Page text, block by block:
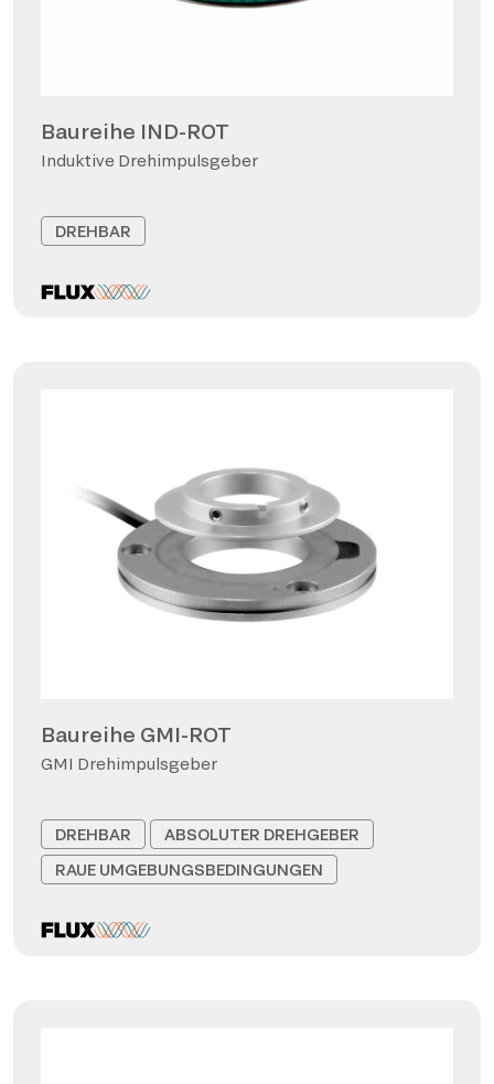
Baureihe IND-ROT
Induktive Drehimpulsgeber
DREHBAR
Baureihe GMI-ROT
GMI Drehimpulsgeber
DREHBAR
ABSOLUTER DREHGEBER
RAUE UMGEBUNGSBEDINGUNGEN